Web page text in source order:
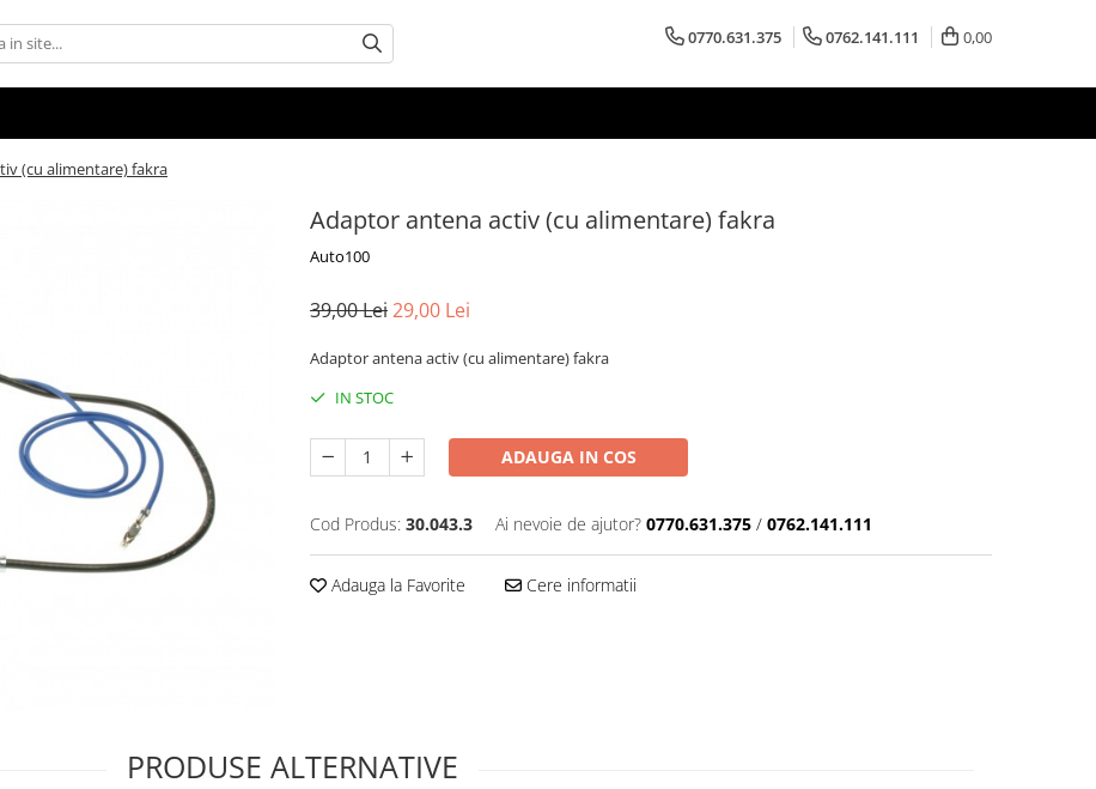
0770.631.375 0762.141.111 0,00
(cu alimentare) fakra
Adaptor antena activ (cu alimentare) fakra
Auto100
39,00 Lei29,00 Lei
Adaptor antena activ (cu alimentare) fakra
IN STOC
ADAUGA IN COS
Cod Produs: 30.043.3 Ai nevoie de ajutor? 0770.631.375 / 0762.141.111
Adauga la Favorite Cere informatii
PRODUSE ALTERNATIVE